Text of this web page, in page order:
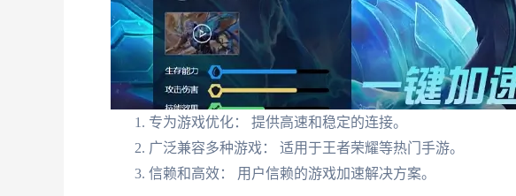
专为游戏优化： 提供高速和稳定的连接。
广泛兼容多种游戏： 适用于王者荣耀等热门手游。
信赖和高效： 用户信赖的游戏加速解决方案。